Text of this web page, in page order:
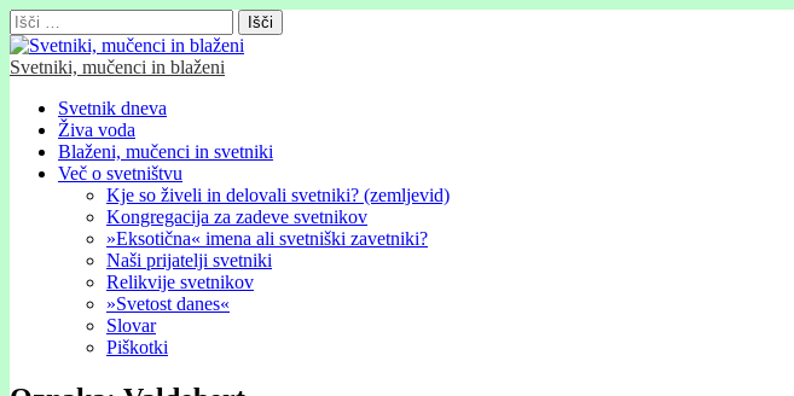
Išči:
Svetniki, mučenci in blaženi
Glavni
meni
Skip
content
Svetnik dneva
Živa voda
Blaženi, mučenci in svetniki
Več o svetništvu
Kje so živeli in delovali svetniki? (zemljevid)
Kongregacija za zadeve svetnikov
»Eksotična« imena ali svetniški zavetniki?
Naši prijatelji svetniki
Relikvije svetnikov
»Svetost danes«
Slovar
Piškotki